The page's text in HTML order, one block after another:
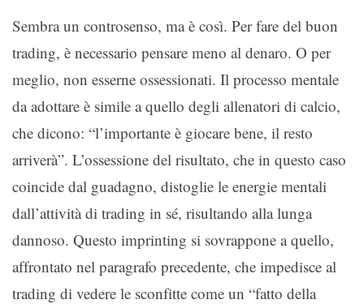
Sembra un controsenso, ma è così. Per fare del buon
trading, è necessario pensare meno al denaro. O per
meglio, non esserne ossessionati. Il processo mentale
da adottare è simile a quello degli allenatori di calcio,
che dicono: “l’importante è giocare bene, il resto
arriverà”. L’ossessione del risultato, che in questo caso
coincide dal guadagno, distoglie le energie mentali
dall’attività di trading in sé, risultando alla lunga
dannoso. Questo imprinting si sovrappone a quello,
affrontato nel paragrafo precedente, che impedisce al
trading di vedere le sconfitte come un “fatto della